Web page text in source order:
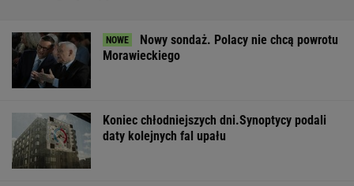
Nowy sondaż. Polacy nie chcą powrotu
Morawieckiego
Koniec chłodniejszych dni.Synoptycy podali
daty kolejnych fal upału